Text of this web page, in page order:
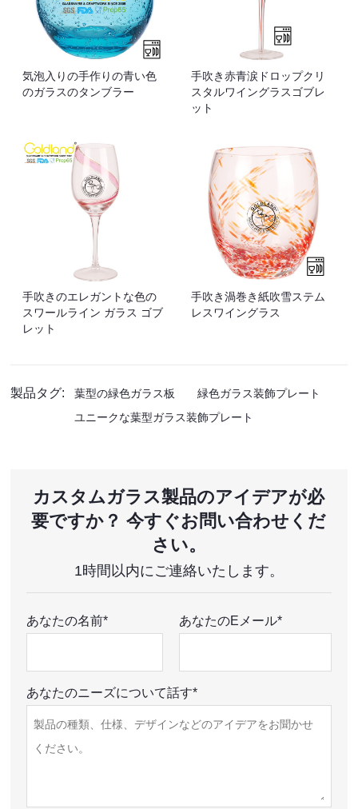
気泡入りの手作りの青い色
のガラスのタンブラー
手吹き赤青涙ドロップクリ
スタルワイングラスゴブレ
ット
手吹きのエレガントな色の
スワールライン ガラス ゴブ
レット
手吹き渦巻き紙吹雪ステム
レスワイングラス
製品タグ: 葉型の緑色ガラス板
緑色ガラス装飾プレート
ユニークな葉型ガラス装飾プレート
カスタムガラス製品のアイデアが必
要ですか？ 今すぐお問い合わせくだ
さい。
1時間以内にご連絡いたします。
あなたの名前* あなたのEメール*
あなたのニーズについて話す*